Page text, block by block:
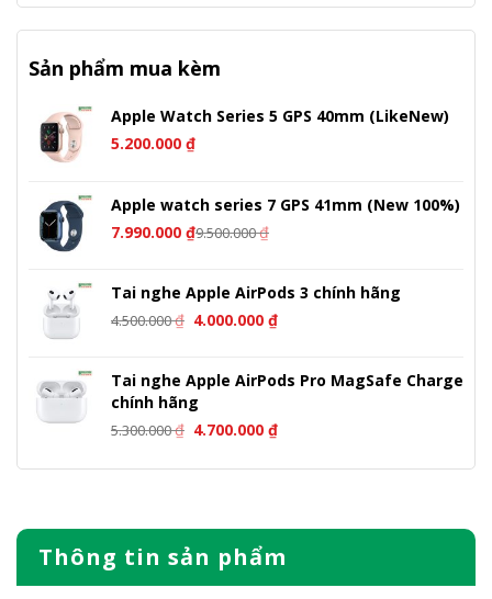
Thông tin sản phẩm
Sản phẩm mua kèm
Apple Watch Series 5 GPS 40mm (LikeNew)
5.200.000 ₫
Apple watch series 7 GPS 41mm (New 100%)
7.990.000 ₫9.500.000₫
Tai nghe Apple AirPods 3 chính hãng
4.500.000₫ Giá
4.500.000 ₫.
4.000.000₫Giá
là:
Tai nghe Apple AirPods Pro MagSafe Charge
chính hãng
5.300.000₫ Giá
là:
4.700.000₫Giá
tại